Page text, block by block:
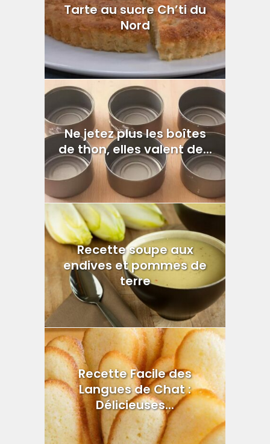
Tarte au sucre Ch’ti du
Nord
Ne jetez plus les boîtes
de thon, elles valent de...
Recette soupe aux
endives et pommes de
terre
Recette Facile des
Langues de Chat :
Délicieuses...